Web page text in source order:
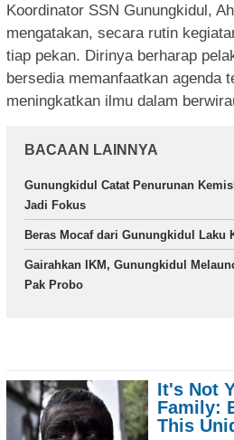
Koordinator SSN Gunungkidul,
mengatakan, secara rutin
tiap pekan. Dirinya berharap
bersedia memanfaatkan agenda
meningkatkan ilmu dalam
BACAAN LAINNYA
Gunungkidul Catat Penurunan
Jadi Fokus
Beras Mocaf dari Gunungkidul Laku
Gairahkan IKM, Gunungkidul
Pak Probo